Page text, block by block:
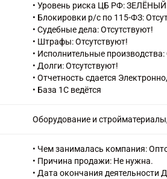
47.59 Торговля розничная
изделиями в
47.59.2 Торговля розничная
изделиями из стекла и
магазинах
47.59.3 Торговля розничная
47.59.9 Торговля розничная
специализированных магазинах
47.99 Торговля розничная
49.4 Деятельность
95.2 Ремонт предметов личного
• Уровень риска ЦБ РФ: ЗЕЛЁНЫЙ
• Блокировки р/с по 115-ФЗ:
• Судебные дела: Отсутствуют!
• Штрафы: Отсутствуют!
• Исполнительные производства:
• Долги: Отсутствуют!
• Отчетность сдается
• База 1С ведётся
Оборудование и
• Чем занималась компания:
• Причина продажи: Не нужна.
• Дата окончания деятельности